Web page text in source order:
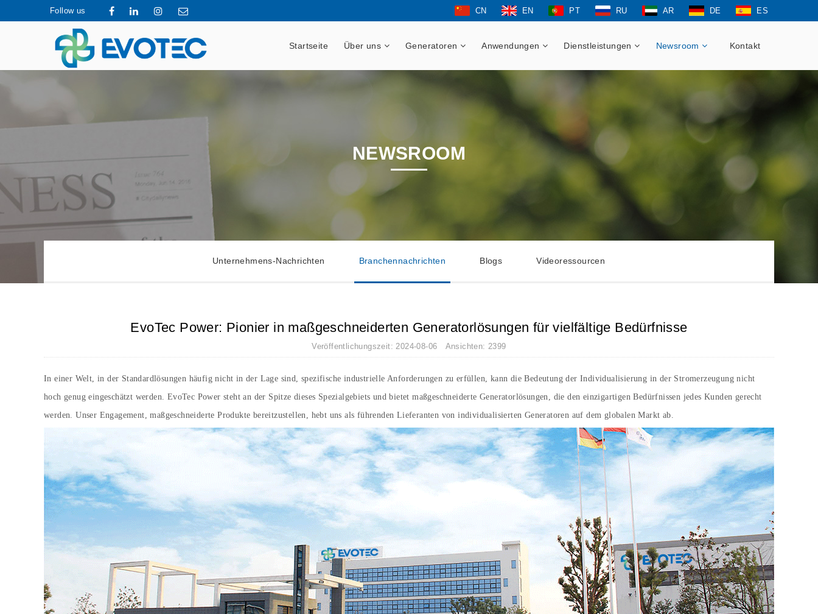
Follow us CN EN PT RU AR DE ES
Startseite Über uns Generatoren Anwendungen Dienstleistungen Newsroom Kontakt
NEWSROOM
Unternehmens-Nachrichten Branchennachrichten Blogs Videoressourcen
EvoTec Power: Pionier in maßgeschneiderten Generatorlösungen für vielfältige Bedürfnisse
Veröffentlichungszeit: 2024-08-06 Ansichten: 2399
In einer Welt, in der Standardlösungen häufig nicht in der Lage sind, spezifische industrielle Anforderungen zu erfüllen, kann die Bedeutung der Individualisierung in der Stromerzeugung nicht
hoch genug eingeschätzt werden. EvoTec Power steht an der Spitze dieses Spezialgebiets und bietet maßgeschneiderte Generatorlösungen, die den einzigartigen Bedürfnissen jedes Kunden gerecht
werden. Unser Engagement, maßgeschneiderte Produkte bereitzustellen, hebt uns als führenden Lieferanten von individualisierten Generatoren auf dem globalen Markt ab.